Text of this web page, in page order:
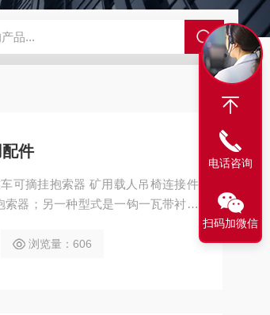
下机电设备 便携式移动液压系统总成 提升机
件
器；另一种型式是一钩一瓦带衬垫
浏览量：606
电话咨询
扫码加微信